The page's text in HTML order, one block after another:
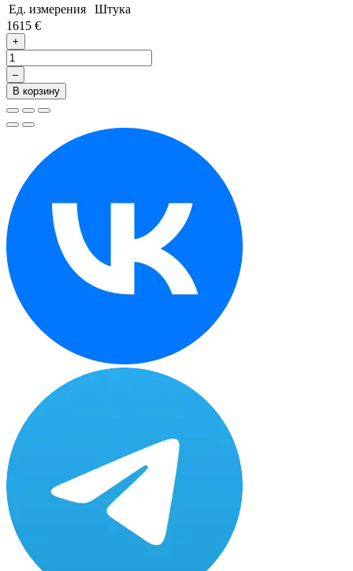
Ед. измерения
Штука
1615 €
+
–
В корзину